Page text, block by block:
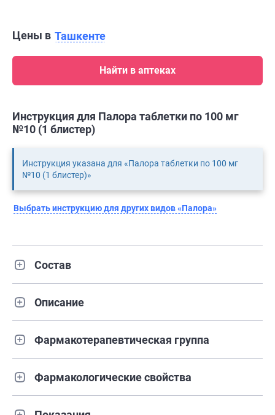
Цены в Ташкенте
Найти в аптеках
Инструкция для Палора таблетки по 100 мг
№10 (1 блистер)
Инструкция указана для «Палора таблетки по 100 мг
№10 (1 блистер)»
Выбрать инструкцию для других видов «Палора»
Состав
Описание
Фармакотерапевтическая группа
Фармакологические свойства